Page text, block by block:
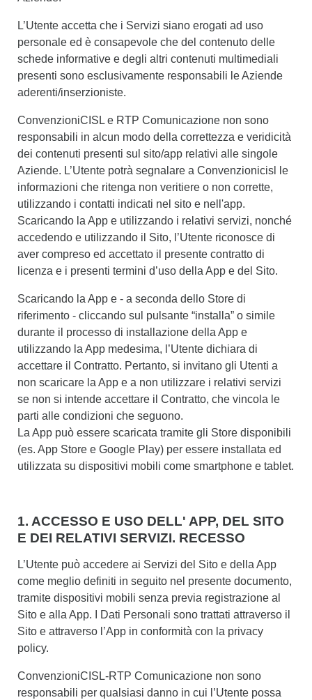
L’Utente accetta che i Servizi siano erogati ad uso
personale ed è consapevole che del contenuto delle
schede informative e degli altri contenuti multimediali
presenti sono esclusivamente responsabili le Aziende
aderenti/inserzioniste.
ConvenzioniCISL e RTP Comunicazione non sono
responsabili in alcun modo della correttezza e veridicità
dei contenuti presenti sul sito/app relativi alle singole
Aziende. L’Utente potrà segnalare a Convenzionicisl le
informazioni che ritenga non veritiere o non corrette,
utilizzando i contatti indicati nel sito e nell'app.
Scaricando la App e utilizzando i relativi servizi, nonché
accedendo e utilizzando il Sito, l’Utente riconosce di
aver compreso ed accettato il presente contratto di
licenza e i presenti termini d’uso della App e del Sito.
Scaricando la App e - a seconda dello Store di
riferimento - cliccando sul pulsante “installa” o simile
durante il processo di installazione della App e
utilizzando la App medesima, l’Utente dichiara di
accettare il Contratto. Pertanto, si invitano gli Utenti a
non scaricare la App e a non utilizzare i relativi servizi
se non si intende accettare il Contratto, che vincola le
parti alle condizioni che seguono.
La App può essere scaricata tramite gli Store disponibili
(es. App Store e Google Play) per essere installata ed
utilizzata su dispositivi mobili come smartphone e tablet.
1. ACCESSO E USO DELL' APP, DEL SITO
E DEI RELATIVI SERVIZI. RECESSO
L’Utente può accedere ai Servizi del Sito e della App
come meglio definiti in seguito nel presente documento,
tramite dispositivi mobili senza previa registrazione al
Sito e alla App. I Dati Personali sono trattati attraverso il
Sito e attraverso l’App in conformità con la privacy
policy.
ConvenzioniCISL-RTP Comunicazione non sono
responsabili per qualsiasi danno in cui l’Utente possa